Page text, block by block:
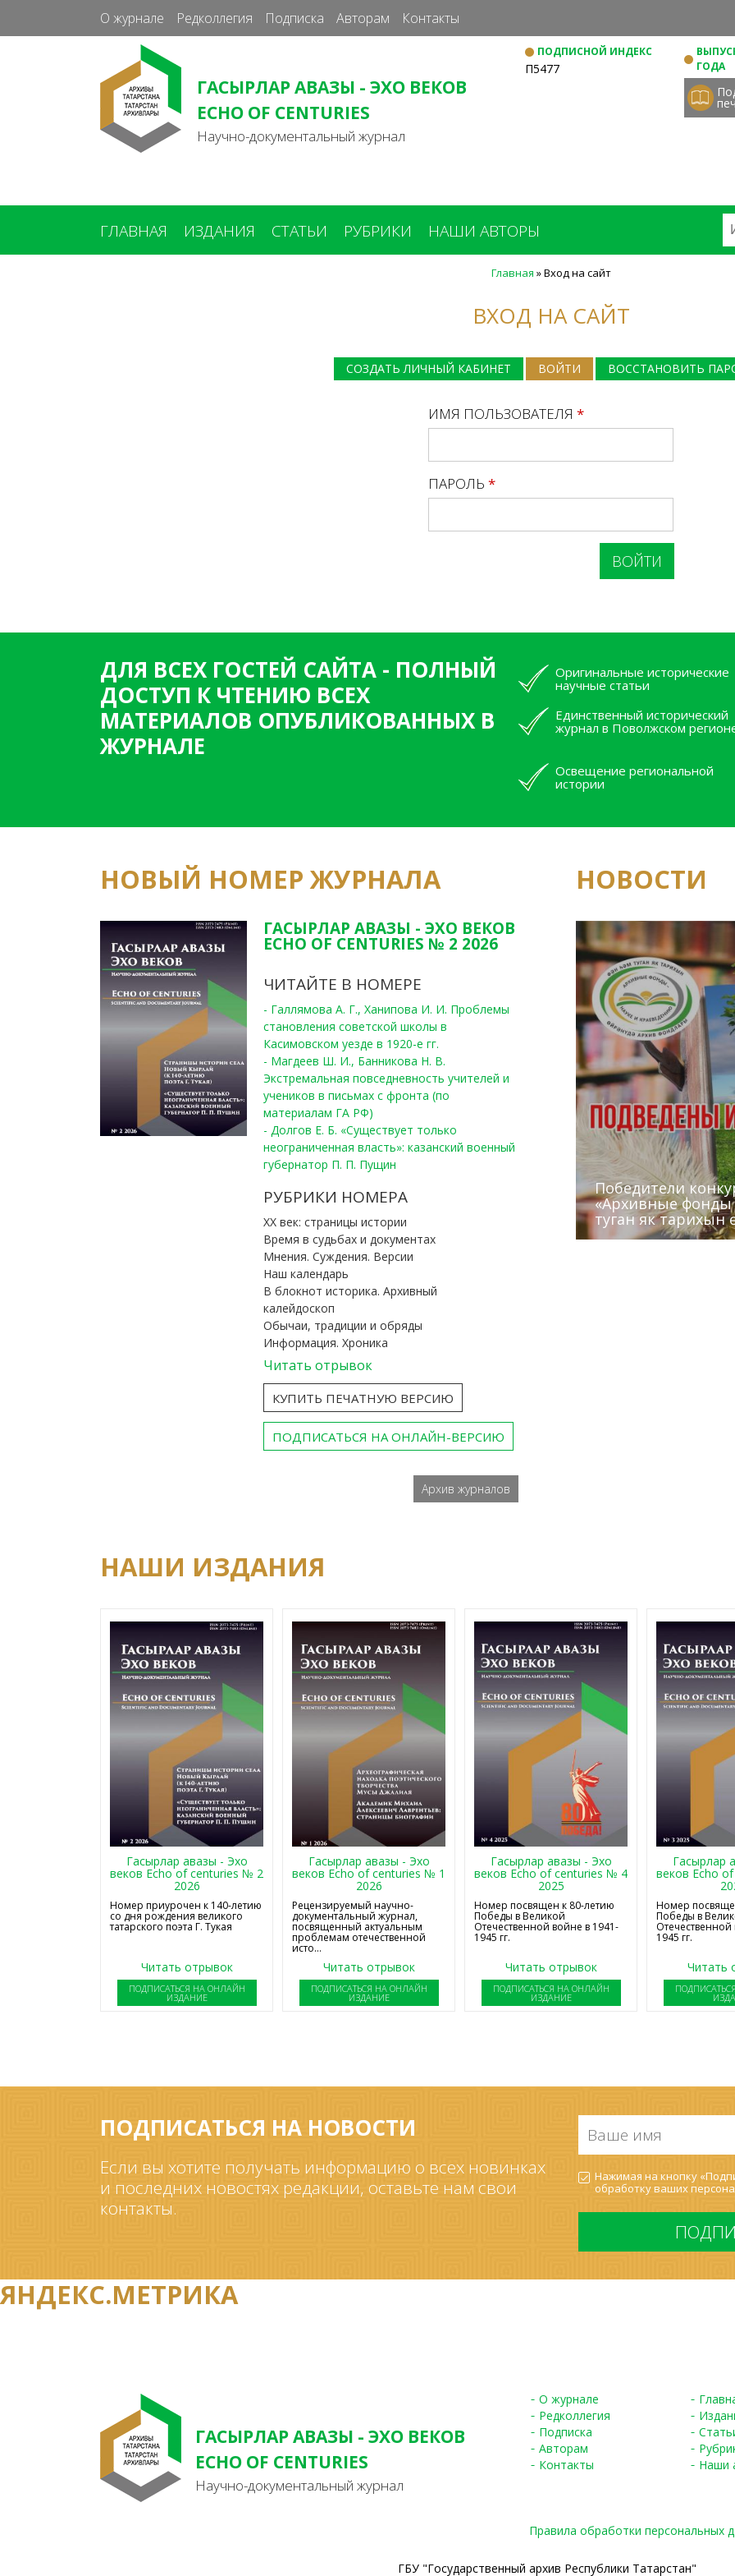
к
основному
О журнале Редколлегия Подписка Авторам Контакты
ГАСЫРЛАР АВАЗЫ - ЭХО ВЕКОВ
ECHO OF CENTURIES
Научно-документальный журнал
ПОДПИСНОЙ ИНДЕКС
П5477
ГОДА
ГЛАВНАЯ ИЗДАНИЯ СТАТЬИ РУБРИКИ НАШИ АВТОРЫ
Главная »Вход на сайт
ВХОД НА САЙТ
СОЗДАТЬ ЛИЧНЫЙ КАБИНЕТ ВОЙТИ (АКТИВНАЯ ВКЛАДКА)
ВОССТАНОВИТЬ
ИМЯ ПОЛЬЗОВАТЕЛЯ *
ПАРОЛЬ *
ДЛЯ ВСЕХ ГОСТЕЙ САЙТА - ПОЛНЫЙ
ДОСТУП К ЧТЕНИЮ ВСЕХ
МАТЕРИАЛОВ ОПУБЛИКОВАННЫХ В
ЖУРНАЛЕ
Оригинальные исторические
научные статьи
Единственный исторический
журнал в Поволжском
Освещение региональной
истории
НОВЫЙ НОМЕР ЖУРНАЛА
ГАСЫРЛАР АВАЗЫ - ЭХО ВЕКОВ
ECHO OF CENTURIES № 2 2026
ЧИТАЙТЕ В НОМЕРЕ
- Галлямова А. Г., Ханипова И. И. Проблемы
становления советской школы в
Касимовском уезде в 1920-е гг.
- Магдеев Ш. И., Банникова Н. В.
Экстремальная повседневность учителей и
учеников в письмах с фронта (по
материалам ГА РФ)
- Долгов Е. Б. «Существует только
неограниченная власть»: казанский военный
губернатор П. П. Пущин
РУБРИКИ НОМЕРА
ХХ век: страницы истории
Время в судьбах и документах
Мнения. Суждения. Версии
Наш календарь
В блокнот историка. Архивный
калейдоскоп
Обычаи, традиции и обряды
Информация. Хроника
Читать отрывок
КУПИТЬ ПЕЧАТНУЮ ВЕРСИЮ
ПОДПИСАТЬСЯ НА ОНЛАЙН-ВЕРСИЮ
Архив журналов
НОВОСТИ
Победители
«Архивные фонды
туган як тарихын
Архивисты
Госархива
Юным
Сотрудники
Эхо веков»
(КХТИ)
«Мир архивов
НАШИ ИЗДАНИЯ
Гасырлар авазы - Эхо
веков Echo of centuries № 2
2026
Номер приурочен к 140-летию
со дня рождения великого
татарского поэта Г. Тукая
Читать отрывок
ПОДПИСАТЬСЯ НА ОНЛАЙН
ИЗДАНИЕ
Гасырлар авазы - Эхо
веков Echo of centuries № 1
2026
Рецензируемый научно-
документальный журнал,
посвященный актуальным
проблемам отечественной
исто...
Читать отрывок
ПОДПИСАТЬСЯ НА ОНЛАЙН
ИЗДАНИЕ
Гасырлар авазы - Эхо
веков Echo of centuries № 4
2025
Номер посвящен к 80-летию
Победы в Великой
Отечественной войне в 1941-
1945 гг.
Читать отрывок
ПОДПИСАТЬСЯ НА ОНЛАЙН
ИЗДАНИЕ
Гасырлар
веков Echo
Номер
Победы в
1945 гг.
Читать
ПОДПИСАТЬСЯ НА НОВОСТИ
Если вы хотите получать информацию о всех новинках
и последних новостях редакции, оставьте нам свои
контакты.
имя
*
Согласие
на
обработку
*
Нажимая на кнопку
обработку ваших
ЯНДЕКС.МЕТРИКА
ГАСЫРЛАР АВАЗЫ - ЭХО ВЕКОВ
ECHO OF CENTURIES
Научно-документальный журнал
О журнале
Редколлегия
Подписка
Авторам
Контакты
Наши
Правила обработки персональных
ГБУ "Государственный архив Республики Татарстан"